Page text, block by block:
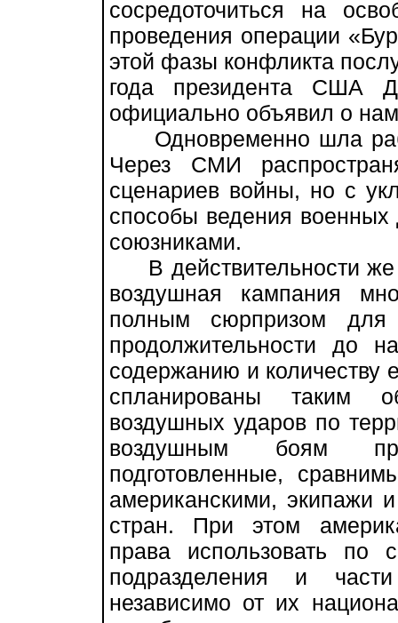
сосредоточиться на
проведения операции
этой фазы конфликта
года президента США
официально объявил о
Одновременно шла
Через СМИ
сценариев войны, но с
способы ведения
союзниками.
В действительности же
воздушная кампания
полным сюрпризом
продолжительности до
содержанию и количеству
спланированы таким
воздушных ударов по
воздушным боям
подготовленные,
американскими,
стран. При этом
права использовать по
подразделения и
независимо от их